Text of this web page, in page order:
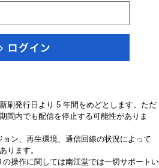
刷発行日より 5 年間をめどとします。ただ
間内でも配信を停止する可能性がありま
ョン、再生環境、通信回線の状況によって
ります。
の操作に関しては南江堂では一切サポートい